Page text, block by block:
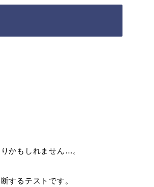
かもしれません…。
するテストです。